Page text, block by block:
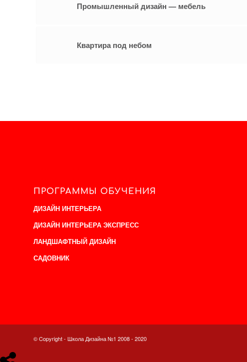
Промышленный дизайн — мебель
Квартира под небом
ПРОГРАММЫ ОБУЧЕНИЯ
ДИЗАЙН ИНТЕРЬЕРА
ДИЗАЙН ИНТЕРЬЕРА ЭКСПРЕСС
ЛАНДШАФТНЫЙ ДИЗАЙН
САДОВНИК
© Copyright - Школа Дизайна №1 2008 - 2020